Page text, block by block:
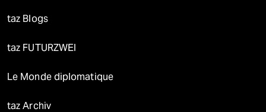
taz Blogs
taz FUTURZWEI
Le Monde diplomatique
taz Archiv